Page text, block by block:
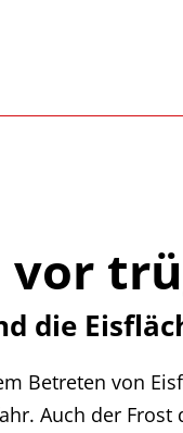
die
Betreten von
Auch der